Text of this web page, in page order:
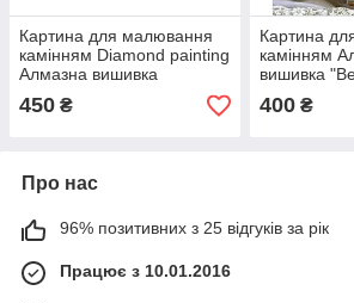
Картина для малювання
камінням Diamond painting
Алмазна вишивка
"Набережна біля моря" 30
на 40 см
450 ₴
Картина
камінням
вишивка
Алмазна
400₴
Про нас
96% позитивних з 25 відгуків за рік
Працює з 10.01.2016